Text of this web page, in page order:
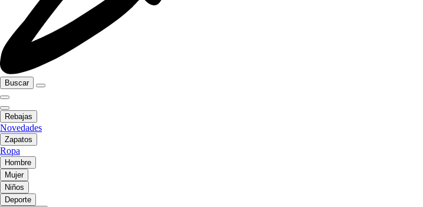
Buscar
Rebajas
Novedades
Zapatos
Ropa
Hombre
Mujer
Niños
Deporte